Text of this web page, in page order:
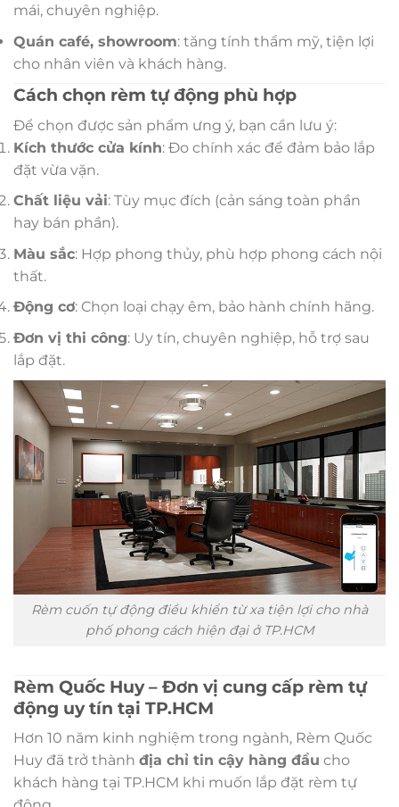
mái, chuyên nghiệp.
Quán café, showroom: tăng tính thẩm mỹ, tiện lợi
cho nhân viên và khách hàng.
Cách chọn rèm tự động phù hợp
Để chọn được sản phẩm ưng ý, bạn cần lưu ý:
Kích thước cửa kính: Đo chính xác để đảm bảo lắp
đặt vừa vặn.
Chất liệu vải: Tùy mục đích (cản sáng toàn phần
hay bán phần).
Màu sắc: Hợp phong thủy, phù hợp phong cách nội
thất.
Động cơ: Chọn loại chạy êm, bảo hành chính hãng.
Đơn vị thi công: Uy tín, chuyên nghiệp, hỗ trợ sau
lắp đặt.
Rèm cuốn tự động điều khiển từ xa tiện lợi cho nhà
phố phong cách hiện đại ở TP.HCM
Rèm Quốc Huy – Đơn vị cung cấp rèm tự
động uy tín tại TP.HCM
Hơn 10 năm kinh nghiệm trong ngành, Rèm Quốc
Huy đã trở thành địa chỉ tin cậy hàng đầu cho
khách hàng tại TP.HCM khi muốn lắp đặt rèm tự